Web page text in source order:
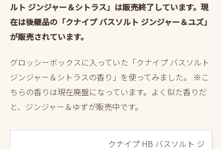
ルト ジンジャー＆シトラス」は販売終了しています。現
在は後継品の「クナイプ バスソルト ジンジャー＆ユズ」
が販売されています。
グロッシーボックスに入っていた「クナイプ バスソルト
ジンジャー＆シトラスの香り」を使ってみました。 ※こ
ちらの香りは現在廃盤になっています。よく似た香りだ
と、ジンジャー＆ゆずが販売中です。
クナイプ HB バスソルト ジ